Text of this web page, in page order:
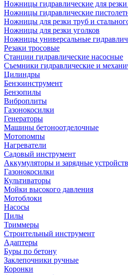
Ножницы гидравлические для резки
Ножницы гидравлические
Ножницы для резки труб и
Ножницы для резки уголков
Ножницы универсальные
Резаки тросовые
Станции гидравлические насосные
Съемники гидравлические и
Цилиндры
Бензоинструмент
Бензопилы
Виброплиты
Газонокосилки
Генераторы
Машины бетоноотделочные
Мотопомпы
Нагреватели
Садовый инструмент
Аккумуляторы и зарядные
Газонокосилки
Культиваторы
Мойки высокого давления
Мотоблоки
Насосы
Пилы
Триммеры
Строительный инструмент
Адаптеры
Буры по бетону
Заклепочники ручные
Коронки